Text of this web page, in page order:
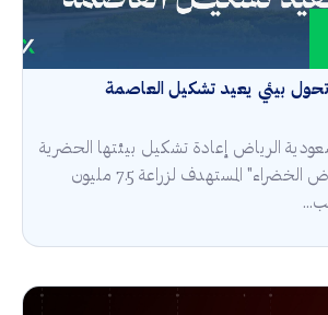
تحول بيئي يعيد تشكيل العاصمة
الرياض إعادة تشكيل بيئتها الحضرية
ضمن مشروع "الرياض الخضراء" المستهدف لزراعة 7.5 مليون